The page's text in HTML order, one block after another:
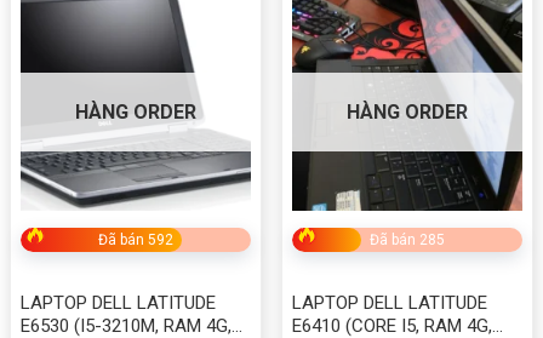
HÀNG ORDER
Đã bán 592
LAPTOP DELL LATITUDE
E6530 (I5-3210M, RAM 4G,
HÀNG ORDER
Đã bán 285
LAPTOP DELL LATITUDE
E6410 (CORE I5, RAM 4G,